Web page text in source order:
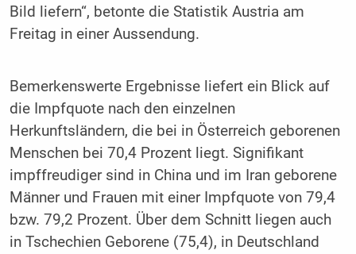
Bild liefern“, betonte die Statistik Austria am
Freitag in einer Aussendung.
Bemerkenswerte Ergebnisse liefert ein Blick auf
die Impfquote nach den einzelnen
Herkunftsländern, die bei in Österreich geborenen
Menschen bei 70,4 Prozent liegt. Signifikant
impffreudiger sind in China und im Iran geborene
Männer und Frauen mit einer Impfquote von 79,4
bzw. 79,2 Prozent. Über dem Schnitt liegen auch
in Tschechien Geborene (75,4), in Deutschland